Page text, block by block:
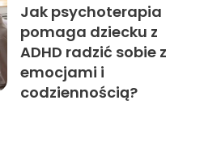
Jak psychoterapia
pomaga dziecku z
ADHD radzić sobie z
emocjami i
codziennością?